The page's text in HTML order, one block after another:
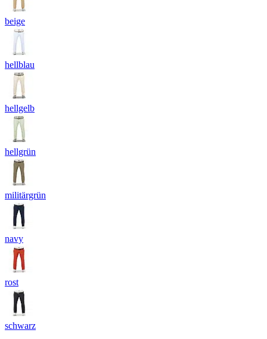
beige
hellblau
hellgelb
hellgrün
militärgrün
navy
rost
schwarz